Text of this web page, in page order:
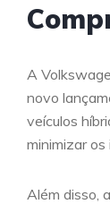
A
novo
veículos
minimizar
Além disso,